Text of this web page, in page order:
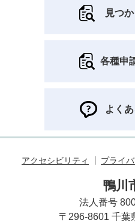
見つ
各種申
よく
アクセシビリティ プライ
鴨川
法人番号
〒296-8601 千葉